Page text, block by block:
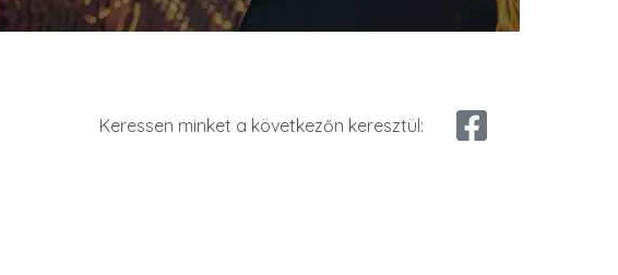
Keressen minket a következőn keresztül: